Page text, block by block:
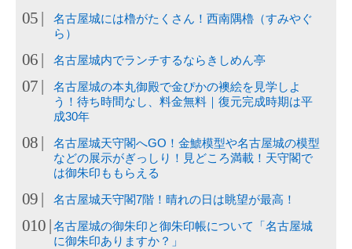
名古屋城には櫓がたくさん！西南隅櫓（すみやぐ
ら）
名古屋城内でランチするならきしめん亭
名古屋城の本丸御殿で金ぴかの襖絵を見学しよ
う！待ち時間なし、料金無料｜復元完成時期は平
成30年
名古屋城天守閣へGO！金鯱模型や名古屋城の模型
などの展示がぎっしり！見どころ満載！天守閣で
は御朱印ももらえる
名古屋城天守閣7階！晴れの日は眺望が最高！
名古屋城の御朱印と御朱印帳について「名古屋城
に御朱印ありますか？」